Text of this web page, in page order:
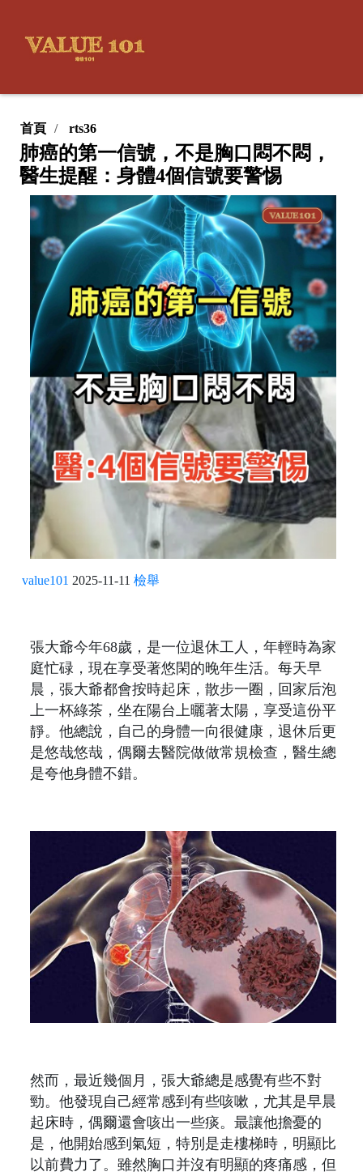
首頁 rts36
肺癌的第一信號，不是胸口悶不悶，
醫生提醒：身體4個信號要警惕
value101 2025-11-11 檢舉
張大爺今年68歲，是一位退休工人，年輕時為家
庭忙碌，現在享受著悠閑的晚年生活。每天早
晨，張大爺都會按時起床，散步一圈，回家后泡
上一杯綠茶，坐在陽台上曬著太陽，享受這份平
靜。他總說，自己的身體一向很健康，退休后更
是悠哉悠哉，偶爾去醫院做做常規檢查，醫生總
是夸他身體不錯。
然而，最近幾個月，張大爺總是感覺有些不對
勁。他發現自己經常感到有些咳嗽，尤其是早晨
起床時，偶爾還會咳出一些痰。最讓他擔憂的
是，他開始感到氣短，特別是走樓梯時，明顯比
以前費力了。雖然胸口并沒有明顯的疼痛感，但